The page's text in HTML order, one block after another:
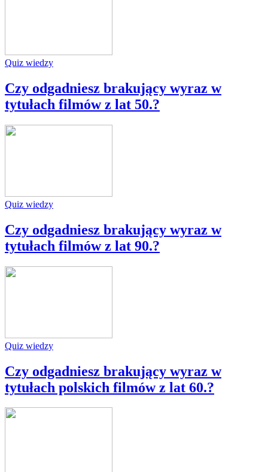
Quiz wiedzy
Czy odgadniesz brakujący wyraz w
tytułach filmów z lat 50.?
Quiz wiedzy
Czy odgadniesz brakujący wyraz w
tytułach filmów z lat 90.?
Quiz wiedzy
Czy odgadniesz brakujący wyraz w
tytułach polskich filmów z lat 60.?